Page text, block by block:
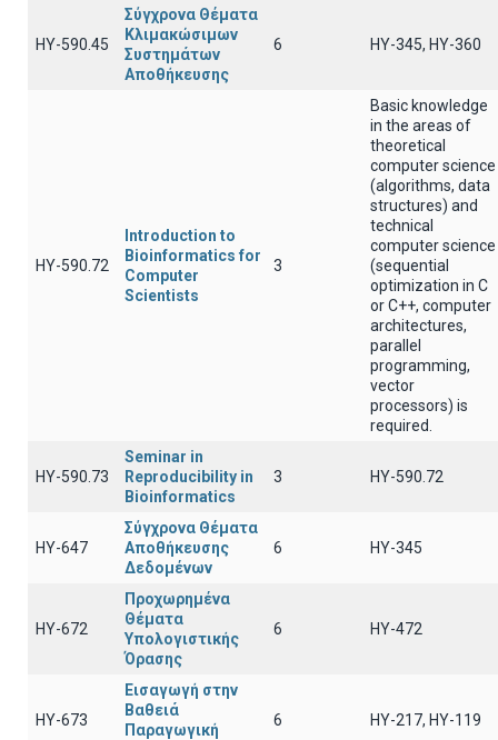
ΗΥ-590.45
Σύγχρονα Θέματα
Κλιμακώσιμων
Συστημάτων
Αποθήκευσης
6 HY-345, HY-360
ΗΥ-590.72
Introduction to
Bioinformatics for
Computer
Scientists
3
Basic knowledge
in the areas of
theoretical
computer science
(algorithms, data
structures) and
technical
computer science
(sequential
optimization in C
or C++, computer
architectures,
parallel
programming,
vector
processors) is
required.
ΗΥ-590.73
Seminar in
Reproducibility in
Bioinformatics
3 ΗΥ-590.72
ΗΥ-647
Σύγχρονα Θέματα
Αποθήκευσης
Δεδομένων
6 ΗΥ-345
HY-672
Προχωρημένα
Θέματα
Υπολογιστικής
Όρασης
6 HY-472
ΗΥ-673
Εισαγωγή στην
Βαθειά
Παραγωγική
6 ΗΥ-217, ΗΥ-119